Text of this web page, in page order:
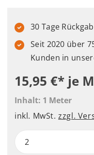
30 Tage
Seit 2020 über
Kunden in
15,95 €* je
Inhalt: 1 Meter
inkl. MwSt.zzgl.